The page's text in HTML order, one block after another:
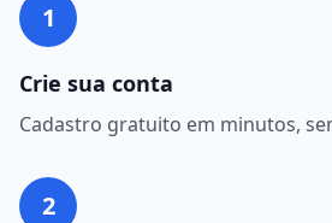
1
Crie sua conta
Cadastro gratuito em minutos,
2